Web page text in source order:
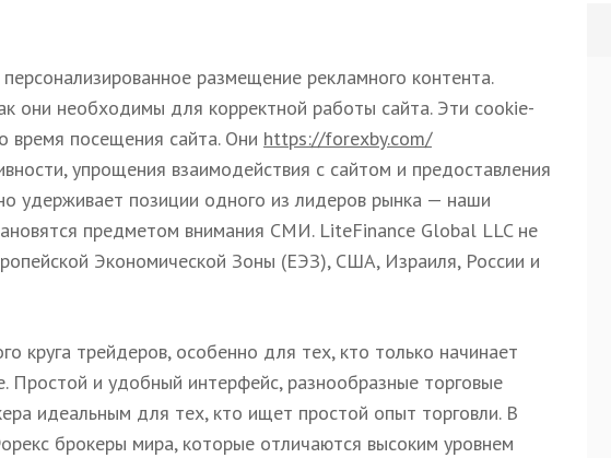
размещение рекламного контента.
они необходимы для корректной работы сайта. Эти cookie-
время посещения сайта. Они https://forexby.com/
упрощения взаимодействия с сайтом и предоставления
удерживает позиции одного из лидеров рынка — наши
предметом внимания СМИ. LiteFinance Global LLC не
Экономической Зоны (ЕЭЗ), США, Израиля, России и
круга трейдеров, особенно для тех, кто только начинает
Простой и удобный интерфейс, разнообразные торговые
идеальным для тех, кто ищет простой опыт торговли. В
брокеры мира, которые отличаются высоким уровнем